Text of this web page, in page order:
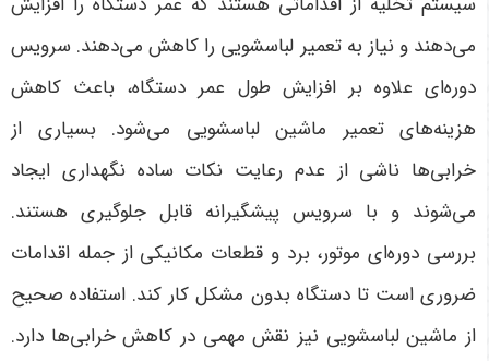
می‌دهند و نیاز به تعمیر لباسشویی را کاهش می‌دهند. سرویس
دوره‌ای علاوه بر افزایش طول عمر دستگاه، باعث کاهش
هزینه‌های تعمیر ماشین لباسشویی می‌شود. بسیاری از
خرابی‌ها ناشی از عدم رعایت نکات ساده نگهداری ایجاد
می‌شوند و با سرویس پیشگیرانه قابل جلوگیری هستند.
بررسی دوره‌ای موتور، برد و قطعات مکانیکی از جمله اقدامات
ضروری است تا دستگاه بدون مشکل کار کند. استفاده صحیح
از ماشین لباسشویی نیز نقش مهمی در کاهش خرابی‌ها دارد.